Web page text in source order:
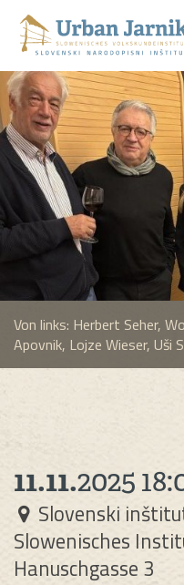
Von links: Herbert Seher,
Apovnik, Lojze Wieser, Uši
11.11.2025
Slovenski
Slowenisches
Hanuschgasse 3